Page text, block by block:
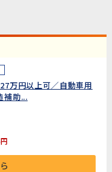
27万円以上可／自動車用
補助...